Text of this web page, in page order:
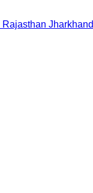
Rajasthan Jharkhand